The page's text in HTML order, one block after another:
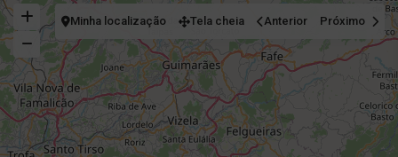
Minha localização Tela cheia Anterior Próximo